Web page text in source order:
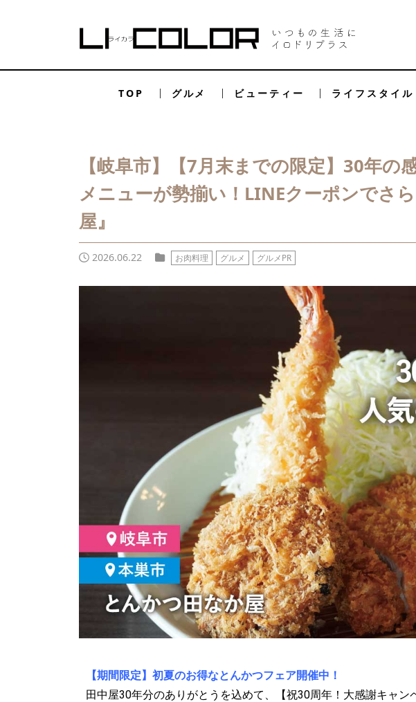
TOP グルメ ビューティー ライフスタイル
【岐阜市】【7月末までの限定】30年
メニューが勢揃い！LINEクーポンでさ
屋』
2026.06.22 お肉料理 グルメ グルメPR
【期間限定】初夏のお得なとんかつフェア開催中！
田中屋30年分のありがとうを込めて、【祝30周年！大感謝キャン